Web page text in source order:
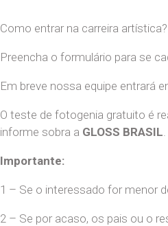
Como entrar na carreira artística?
Preencha o formulário para se
Em breve nossa equipe entrará
O teste de fotogenia gratuito é
informe sobra a GLOSS BRASIL
Importante:
1 – Se o interessado for menor
2 – Se por acaso, os pais ou o